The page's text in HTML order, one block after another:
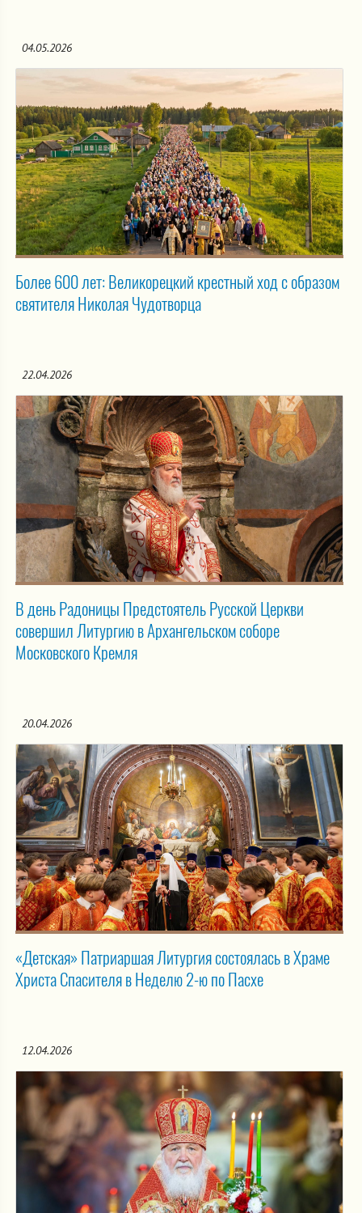
04.05.2026
Более 600 лет: Великорецкий крестный ход с образом
святителя Николая Чудотворца
22.04.2026
В день Радоницы Предстоятель Русской Церкви
совершил Литургию в Архангельском соборе
Московского Кремля
20.04.2026
«Детская» Патриаршая Литургия состоялась в Храме
Христа Спасителя в Неделю 2-ю по Пасхе
12.04.2026